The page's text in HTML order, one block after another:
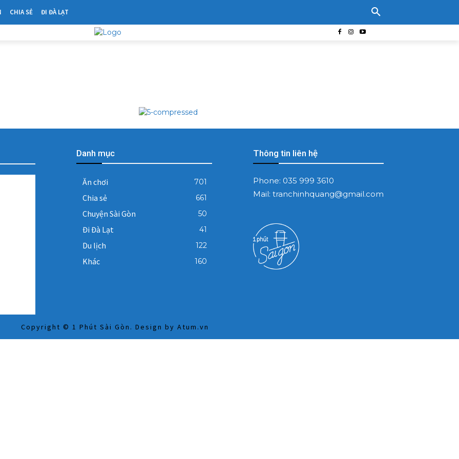
CHIA SẺ ĐI ĐÀ LẠT
Danh mục
Ăn chơi 701
Chia sẻ 661
Chuyện Sài Gòn 50
Đi Đà Lạt 41
Du lịch 122
Khác 160
Thông tin liên hệ
Phone: 035 999 3610
Mail: tranchinhquang@gmail.com
Copyright © 1 Phút Sài Gòn. Design by Atum.vn